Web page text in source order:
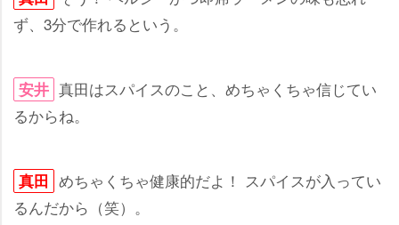
ず、3分で作れるという。
安井 真田はスパイスのこと、めちゃくちゃ信じてい
るからね。
真田 めちゃくちゃ健康的だよ！ スパイスが入ってい
るんだから（笑）。